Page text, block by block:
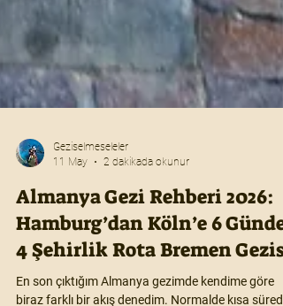
Geziselmeseleler
11 May
2 dakikada okunur
Almanya Gezi Rehberi 2026:
Hamburg’dan Köln’e 6 Günde
4 Şehirlik Rota Bremen Gezisi